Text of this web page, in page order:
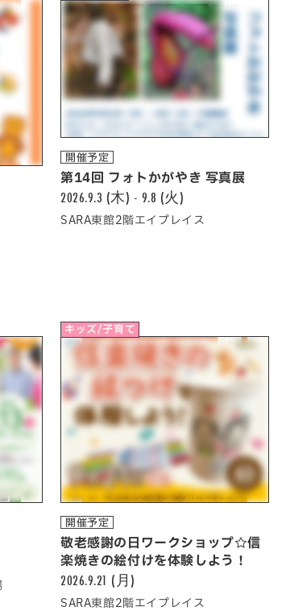
開催予定
第14回 フォトかがやき 写真展
2026.9.3 (木) - 9.8 (火)
SARA東館2階エイプレイス
キッズ/子育て
開催予定
敬老感謝の日ワークショップ☆信
楽焼きの絵付けを体験しよう！
2026.9.21 (月)
SARA東館2階エイプレイス